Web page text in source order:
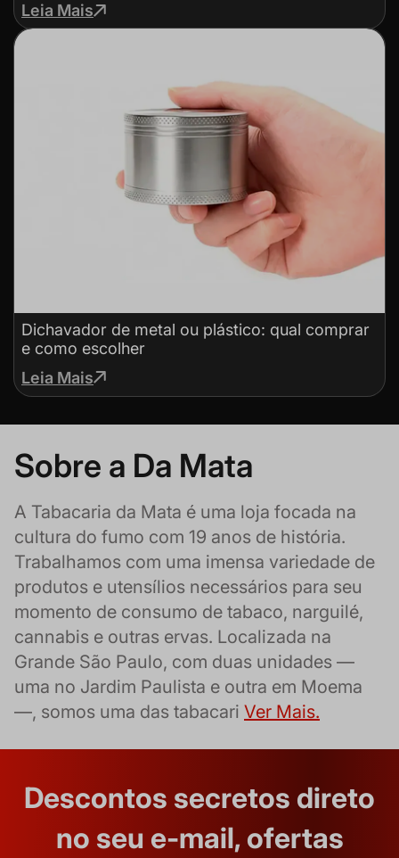
Leia Mais
Dichavador de metal ou plástico: qual comprar
e como escolher
Leia Mais
Sobre a Da Mata
A Tabacaria da Mata é uma loja focada na
cultura do fumo com 19 anos de história.
Trabalhamos com uma imensa variedade de
produtos e utensílios necessários para seu
momento de consumo de tabaco, narguilé,
cannabis e outras ervas. Localizada na
Grande São Paulo, com duas unidades —
uma no Jardim Paulista e outra em Moema
—, somos uma das tabacari Ver Mais.
Descontos secretos direto
no seu e-mail, ofertas